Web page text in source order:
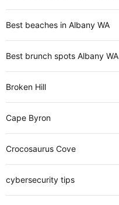
Best beaches in Albany WA
Best brunch spots Albany WA
Broken Hill
Cape Byron
Crocosaurus Cove
cybersecurity tips